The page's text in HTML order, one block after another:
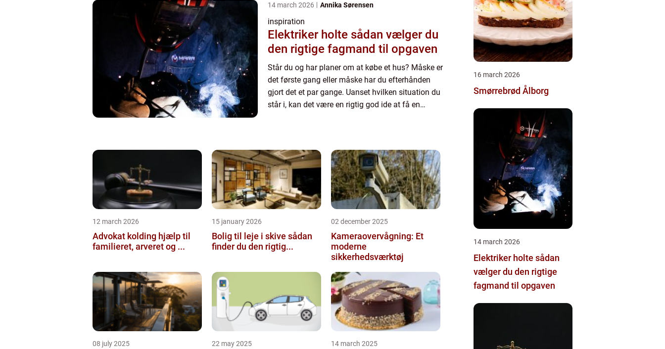
14 march 2026 Annika Sørensen
inspiration
Elektriker holte sådan vælger du
den rigtige fagmand til opgaven
Står du og har planer om at købe et hus? Måske er
det første gang eller måske har du efterhånden
gjort det et par gange. Uanset hvilken situation du
står i, kan det være en rigtig god ide at få en
12 march 2026
Advokat kolding hjælp til
familieret, arveret og ...
15 january 2026
Bolig til leje i skive sådan
finder du den rigtig...
02 december 2025
Kameraovervågning: Et
moderne
sikkerhedsværktøj
08 july 2025 22 may 2025 14 march 2025
16 march 2026
Smørrebrød Ålborg
14 march 2026
Elektriker holte sådan
vælger du den rigtige
fagmand til opgaven